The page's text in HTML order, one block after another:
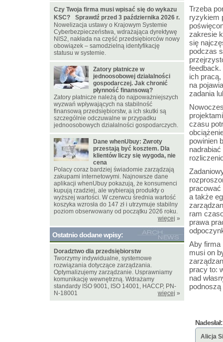
Trzeba
ryzykiem
zakresie
się
podczas
ich
na
zadania
czasu
powinien
pracować
a także
ram
prawa
Aby firma
musi on
pracy to:
nad
Nadesłał:
Alicja
Czy Twoja firma musi wpisać się do wykazu
KSC? Sprawdź przed 3 października 2026 r.
Nowelizacja ustawy o Krajowym Systemie
Cyberbezpieczeństwa, wdrażająca dyrektywę
NIS2, nakłada na część przedsiębiorców nowy
obowiązek – samodzielną identyfikację
statusu w systemie.
Zatory płatnicze w
jednoosobowej działalności
gospodarczej. Jak chronić
płynność finansową?
Zatory płatnicze należą do najpoważniejszych
wyzwań wpływających na stabilność
finansową przedsiębiorstw, a ich skutki są
szczególnie odczuwalne w przypadku
jednoosobowych działalności gospodarczych.
Dane whenUbuy: Zwroty
przestają być kosztem. Dla
klientów liczy się wygoda, nie
cena
Polacy coraz bardziej świadomie zarządzają
zakupami internetowymi. Najnowsze dane
aplikacji whenUbuy pokazują, że konsumenci
kupują rzadziej, ale wybierają produkty o
wyższej wartości. W czerwcu średnia wartość
koszyka wzrosła do 147 zł i utrzymuje stabilny
poziom obserwowany od początku 2026 roku.
więcej »
Ostatnio dodane wpisy:
Doradztwo dla przedsiębiorstw
Tworzymy indywidualne, systemowe
rozwiązania dotyczące zarządzania.
Optymalizujemy zarządzanie. Usprawniamy
komunikację wewnętrzną. Wdrażamy
standardy ISO 9001, ISO 14001, HACCP, PN-
N-18001
więcej »